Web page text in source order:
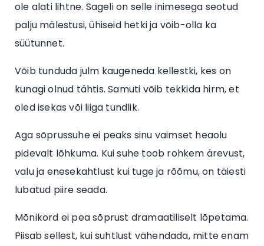
ole alati lihtne. Sageli on selle inimesega seotud
palju mälestusi, ühiseid hetki ja võib-olla ka
süütunnet.
Võib tunduda julm kaugeneda kellestki, kes on
kunagi olnud tähtis. Samuti võib tekkida hirm, et
oled isekas või liiga tundlik.
Aga sõprussuhe ei peaks sinu vaimset heaolu
pidevalt lõhkuma. Kui suhe toob rohkem ärevust,
valu ja enesekahtlust kui tuge ja rõõmu, on täiesti
lubatud piire seada.
Mõnikord ei pea sõprust dramaatiliselt lõpetama.
Piisab sellest, kui suhtlust vähendada, mitte enam